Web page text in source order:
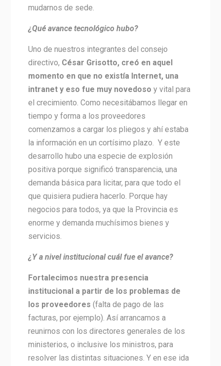
mudarnos de sede.
¿Qué avance tecnológico hubo?
Uno de nuestros integrantes del consejo
directivo, César Grisotto, creó en aquel
momento en que no existía Internet, una
intranet y eso fue muy novedoso y vital para
el crecimiento. Como necesitábamos llegar en
tiempo y forma a los proveedores
comenzamos a cargar los pliegos y ahí estaba
la información en un cortísimo plazo. Y este
desarrollo hubo una especie de explosión
positiva porque significó transparencia, una
demanda básica para licitar, para que todo el
que quisiera pudiera hacerlo. Porque hay
negocios para todos, ya que la Provincia es
enorme y demanda muchísimos bienes y
servicios.
¿Y a nivel institucional cuál fue el avance?
Fortalecimos nuestra presencia
institucional a partir de los problemas de
los proveedores (falta de pago de las
facturas, por ejemplo). Así arrancamos a
reunirnos con los directores generales de los
ministerios, o inclusive los ministros, para
resolver las distintas situaciones. Y en ese ida